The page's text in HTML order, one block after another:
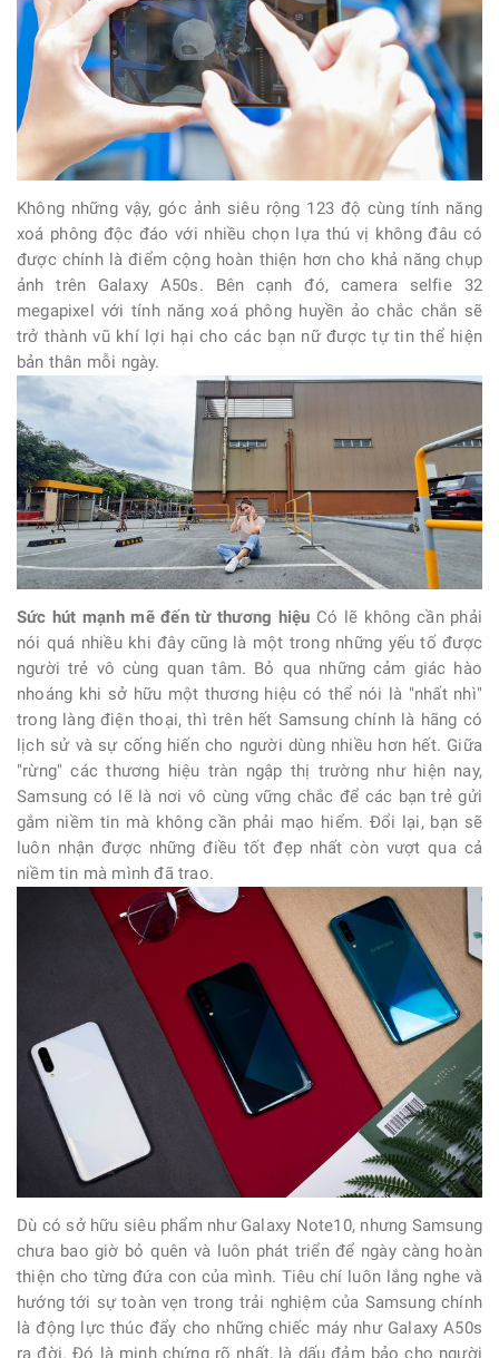
Không những vậy, góc ảnh siêu rộng 123 độ cùng tính năng
xoá phông độc đáo với nhiều chọn lựa thú vị không đâu có
được chính là điểm cộng hoàn thiện hơn cho khả năng chụp
ảnh trên Galaxy A50s. Bên cạnh đó, camera selfie 32
megapixel với tính năng xoá phông huyền ảo chắc chắn sẽ
trở thành vũ khí lợi hại cho các bạn nữ được tự tin thể hiện
bản thân mỗi ngày.
Sức hút mạnh mẽ đến từ thương hiệu Có lẽ không cần phải
nói quá nhiều khi đây cũng là một trong những yếu tố được
người trẻ vô cùng quan tâm. Bỏ qua những cảm giác hào
nhoáng khi sở hữu một thương hiệu có thể nói là "nhất nhì"
trong làng điện thoại, thì trên hết Samsung chính là hãng có
lịch sử và sự cống hiến cho người dùng nhiều hơn hết. Giữa
"rừng" các thương hiệu tràn ngập thị trường như hiện nay,
Samsung có lẽ là nơi vô cùng vững chắc để các bạn trẻ gửi
gắm niềm tin mà không cần phải mạo hiểm. Đổi lại, bạn sẽ
luôn nhận được những điều tốt đẹp nhất còn vượt qua cả
niềm tin mà mình đã trao.
Dù có sở hữu siêu phẩm như Galaxy Note10, nhưng Samsung
chưa bao giờ bỏ quên và luôn phát triển để ngày càng hoàn
thiện cho từng đứa con của mình. Tiêu chí luôn lắng nghe và
hướng tới sự toàn vẹn trong trải nghiệm của Samsung chính
là động lực thúc đẩy cho những chiếc máy như Galaxy A50s
ra đời. Đó là minh chứng rõ nhất, là dấu đảm bảo cho người